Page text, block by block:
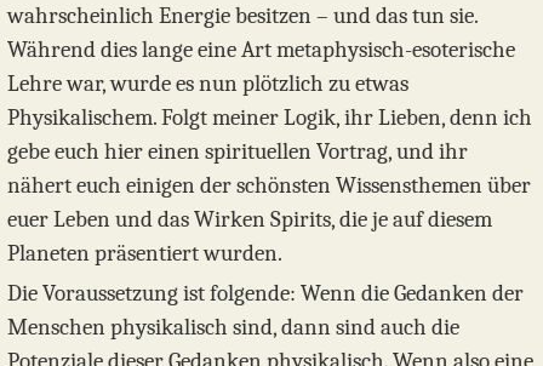
wahrscheinlich Energie besitzen – und das tun sie.
Während dies lange eine Art metaphysisch-esoterische
Lehre war, wurde es nun plötzlich zu etwas
Physikalischem. Folgt meiner Logik, ihr Lieben, denn ich
gebe euch hier einen spirituellen Vortrag, und ihr
nähert euch einigen der schönsten Wissensthemen über
euer Leben und das Wirken Spirits, die je auf diesem
Planeten präsentiert wurden.
Die Voraussetzung ist folgende: Wenn die Gedanken der
Menschen physikalisch sind, dann sind auch die